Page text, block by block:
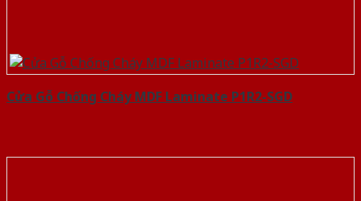
Cửa Gỗ Chống Cháy MDF Laminate P1R2-SGD